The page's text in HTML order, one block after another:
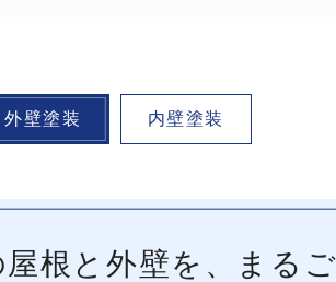
外壁塗装 内壁塗装
根と外壁を、まるご